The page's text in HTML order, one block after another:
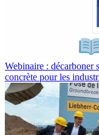
Webinaire : décarboner
concrète pour les